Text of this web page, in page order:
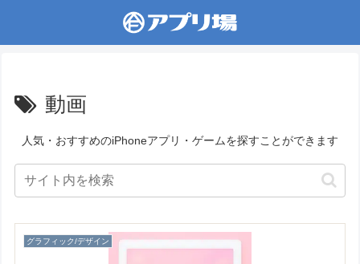
動画
人気・おすすめのiPhoneアプリ・ゲームを探すことができます
グラフィック/デザイン